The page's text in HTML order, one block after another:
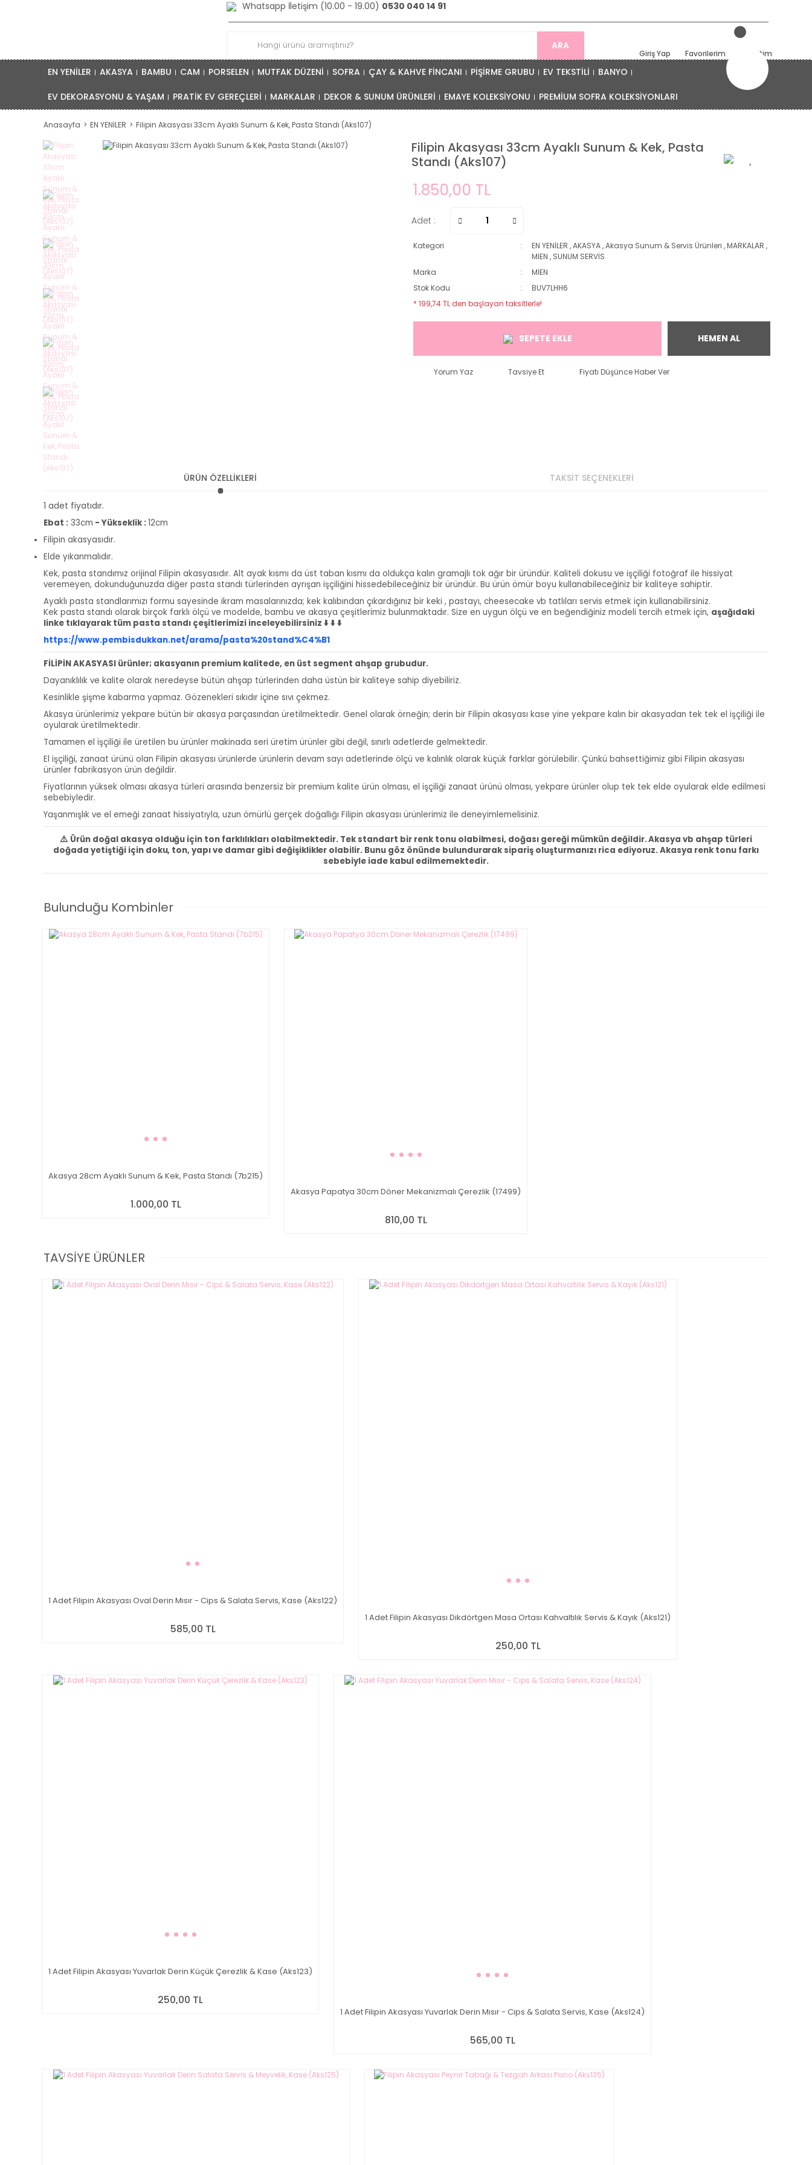
Whatsapp İletişim (10.00 - 19.00) 0530 040 14 91
ARA
Giriş Yap Favorilerim Sepetim
EN YENİLER AKASYA BAMBU CAM PORSELEN MUTFAK DÜZENİ SOFRA ÇAY & KAHVE FİNCANI PİŞİRME GRUBU EV TEKSTİLİ BANYO
EV DEKORASYONU & YAŞAM PRATİK EV GEREÇLERİ MARKALAR DEKOR & SUNUM ÜRÜNLERİ EMAYE KOLEKSİYONU PREMİUM SOFRA KOLEKSİYONLARI
Anasayfa EN YENİLER Filipin Akasyası 33cm Ayaklı Sunum & Kek, Pasta Standı (Aks107)
Filipin Akasyası 33cm Ayaklı Sunum & Kek, Pasta
Standı (Aks107)
1.850,00 TL
Adet :
Kategori EN YENİLER ,AKASYA,Akasya Sunum & Servis Ürünleri ,MARKALAR ,
MİEN , SUNUM SERVİS
Marka
MİEN
Stok Kodu
BUV7LHH6
* 199,74 TL den başlayan taksitlerle!
SEPETE EKLE HEMEN AL
Yorum Yaz Tavsiye Et Fiyatı Düşünce Haber Ver
ÜRÜN ÖZELLİKLERİ TAKSİT SEÇENEKLERİ
1 adet fiyatıdır.
Ebat : 33cm - Yükseklik :12cm
Filipin akasyasıdır.
Elde yıkanmalıdır.
Kek, pasta standımız orijinal Filipin akasyasıdır. Alt ayak kısmı da üst taban kısmı da oldukça kalın gramajlı tok ağır bir üründür. Kaliteli dokusu ve işçiliği fotoğraf ile hissiyat
veremeyen, dokunduğunuzda diğer pasta standı türlerinden ayrışan işçiliğini hissedebileceğiniz bir üründür. Bu ürün ömür boyu kullanabileceğiniz bir kaliteye sahiptir.
Ayaklı pasta standlarımızı formu sayesinde ikram masalarınızda; kek kalıbından çıkardığınız bir keki , pastayı, cheesecake vb tatlıları servis etmek için kullanabilirsiniz.
Kek pasta standı olarak birçok farklı ölçü ve modelde, bambu ve akasya çeşitlerimiz bulunmaktadır. Size en uygun ölçü ve en beğendiğiniz modeli tercih etmek için, aşağıdaki
linke tıklayarak tüm pasta standı çeşitlerimizi inceleyebilirsiniz ⬇️ ⬇️ ⬇️
https://www.pembisdukkan.net/arama/pasta%20stand%C4%B1
FİLİPİN AKASYASI ürünler; akasyanın premium kalitede, en üst segment ahşap grubudur.
Dayanıklılık ve kalite olarak neredeyse bütün ahşap türlerinden daha üstün bir kaliteye sahip diyebiliriz.
Kesinlikle şişme kabarma yapmaz. Gözenekleri sıkıdır içine sıvı çekmez.
Akasya ürünlerimiz yekpare bütün bir akasya parçasından üretilmektedir. Genel olarak örneğin; derin bir Filipin akasyası kase yine yekpare kalın bir akasyadan tek tek el işçiliği ile
oyularak üretilmektedir.
Tamamen el işçiliği ile üretilen bu ürünler makinada seri üretim ürünler gibi değil, sınırlı adetlerde gelmektedir.
El işçiliği, zanaat ürünü olan Filipin akasyası ürünlerde ürünlerin devam sayı adetlerinde ölçü ve kalınlık olarak küçük farklar görülebilir. Çünkü bahsettiğimiz gibi Filipin akasyası
ürünler fabrikasyon ürün değildir.
Fiyatlarının yüksek olması akasya türleri arasında benzersiz bir premium kalite ürün olması, el işçiliği zanaat ürünü olması, yekpare ürünler olup tek tek elde oyularak elde edilmesi
sebebiyledir.
Yaşanmışlık ve el emeği zanaat hissiyatıyla, uzun ömürlü gerçek doğallığı Filipin akasyası ürünlerimiz ile deneyimlemelisiniz.
⚠️ Ürün doğal akasya olduğu için ton farklılıkları olabilmektedir. Tek standart bir renk tonu olabilmesi, doğası gereği mümkün değildir. Akasya vb ahşap türleri
doğada yetiştiği için doku, ton, yapı ve damar gibi değişiklikler olabilir. Bunu göz önünde bulundurarak sipariş oluşturmanızı rica ediyoruz. Akasya renk tonu farkı
sebebiyle iade kabul edilmemektedir.
Bulunduğu Kombinler
Akasya 28cm Ayaklı Sunum & Kek, Pasta Standı (7b215)
1.000,00 TL
Akasya Papatya 30cm Döner Mekanizmalı Çerezlik (17499)
810,00 TL
TAVSİYE ÜRÜNLER
1 Adet Filipin Akasyası Oval Derin Mısır - Cips & Salata Servis, Kase (Aks122)
585,00 TL
1 Adet Filipin Akasyası Dikdörtgen Masa Ortası Kahvaltılık Servis & Kayık (Aks121)
250,00 TL
1 Adet Filipin Akasyası Yuvarlak Derin Küçük Çerezlik & Kase (Aks123)
250,00 TL
1 Adet Filipin Akasyası Yuvarlak Derin Mısır - Cips & Salata Servis, Kase (Aks124)
565,00 TL